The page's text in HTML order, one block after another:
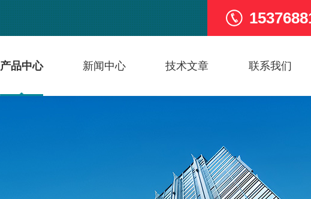
产品中心 新闻中心 技术文章 联系我们